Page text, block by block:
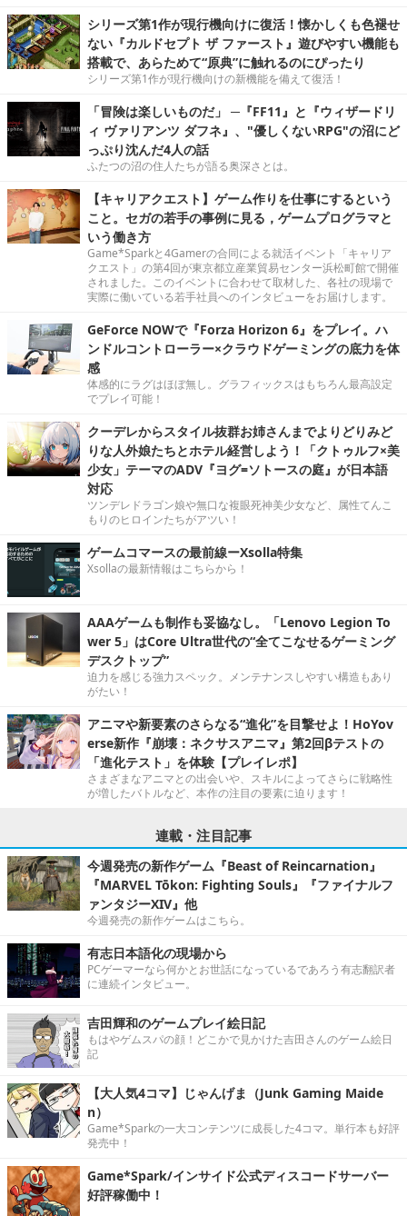
シリーズ第1作が現行機向けに復活！懐かしくも色褪せ
ない『カルドセプト ザ ファースト』遊びやすい機能も
搭載で、あらためて“原典”に触れるのにぴったり
シリーズ第1作が現行機向けの新機能を備えて復活！
「冒険は楽しいものだ」 ─『FF11』と『ウィザードリ
ィ ヴァリアンツ ダフネ』、"優しくないRPG"の沼にど
っぷり沈んだ4人の話
ふたつの沼の住人たちが語る奥深さとは。
【キャリアクエスト】ゲーム作りを仕事にするという
こと。セガの若手の事例に見る，ゲームプログラマと
いう働き方
Game*Sparkと4Gamerの合同による就活イベント「キャリア
クエスト」の第4回が東京都立産業貿易センター浜松町館で開催
されました。このイベントに合わせて取材した、各社の現場で
実際に働いている若手社員へのインタビューをお届けします。
GeForce NOWで『Forza Horizon 6』をプレイ。ハ
ンドルコントローラー×クラウドゲーミングの底力を体
感
体感的にラグはほぼ無し。グラフィックスはもちろん最高設定
でプレイ可能！
クーデレからスタイル抜群お姉さんまでよりどりみど
りな人外娘たちとホテル経営しよう！「クトゥルフ×美
少女」テーマのADV『ヨグ=ソトースの庭』が日本語
対応
ツンデレドラゴン娘や無口な複眼死神美少女など、属性てんこ
もりのヒロインたちがアツい！
ゲームコマースの最前線ーXsolla特集
Xsollaの最新情報はこちらから！
AAAゲームも制作も妥協なし。「Lenovo Legion To
wer 5」はCore Ultra世代の“全てこなせるゲーミング
デスクトップ”
迫力を感じる強力スペック。メンテナンスしやすい構造もあり
がたい！
アニマや新要素のさらなる“進化”を目撃せよ！HoYov
erse新作『崩壊：ネクサスアニマ』第2回βテストの
「進化テスト」を体験【プレイレポ】
さまざまなアニマとの出会いや、スキルによってさらに戦略性
が増したバトルなど、本作の注目の要素に迫ります！
連載・注目記事
今週発売の新作ゲーム『Beast of Reincarnation』
『MARVEL Tōkon: Fighting Souls』『ファイナルフ
ァンタジーXIV』他
今週発売の新作ゲームはこちら。
有志日本語化の現場から
PCゲーマーなら何かとお世話になっているであろう有志翻訳者
に連続インタビュー。
吉田輝和のゲームプレイ絵日記
もはやゲムスパの顔！どこかで見かけた吉田さんのゲーム絵日
記
【大人気4コマ】じゃんげま（Junk Gaming Maide
n）
Game*Sparkの一大コンテンツに成長した4コマ。単行本も好評
発売中！
Game*Spark/インサイド公式ディスコードサーバー
好評稼働中！